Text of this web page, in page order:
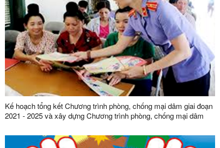
Kế hoạch tổng kết Chương trình phòng, chống mại dâm giai đoạn
2021 - 2025 và xây dựng Chương trình phòng, chống mại dâm